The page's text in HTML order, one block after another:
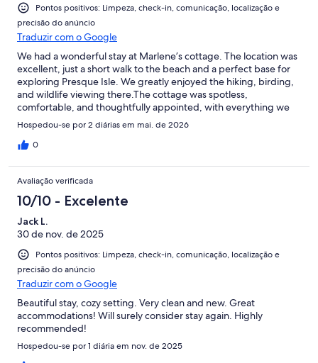
Pontos positivos: Limpeza, check-in, comunicação, localização e
precisão do anúncio
Traduzir com o Google
We had a wonderful stay at Marlene’s cottage. The location was
excellent, just a short walk to the beach and a perfect base for
exploring Presque Isle. We greatly enjoyed the hiking, birding,
and wildlife viewing there.The cottage was spotless,
comfortable, and thoughtfully appointed, with everything we
needed. Marlene was a friendly, responsive, and
accommodating host who made us feel very welcome.For a
casual dinner, we highly recommend Wooden Ladle Ramen &
outstanding.We highly recommend Marlene’s cottage to
anyone visiting the area.
Hospedou-se por 2 diárias em mai. de 2026
0
Avaliação verificada
10/10 - Excelente
Jack L.
30 de nov. de 2025
Pontos positivos: Limpeza, check-in, comunicação, localização e
precisão do anúncio
Traduzir com o Google
Beautiful stay, cozy setting. Very clean and new. Great
accommodations! Will surely consider stay again. Highly
recommended!
Hospedou-se por 1 diária em nov. de 2025